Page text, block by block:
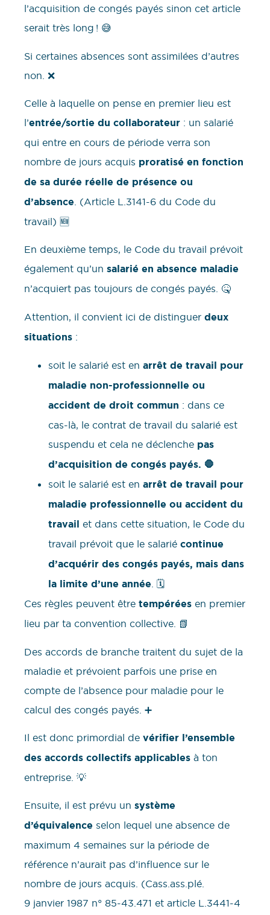
l’acquisition de congés payés sinon cet article
serait très long ! 😅
Si certaines absences sont assimilées d’autres
non. ❌
Celle à laquelle on pense en premier lieu est
l’entrée/sortie du collaborateur : un salarié
qui entre en cours de période verra son
nombre de jours acquis proratisé en fonction
de sa durée réelle de présence ou
d’absence. (Article L.3141-6 du Code du
travail) 🆕
En deuxième temps, le Code du travail prévoit
également qu’un salarié en absence maladie
n’acquiert pas toujours de congés payés. 🤒
Attention, il convient ici de distinguer deux
situations :
soit le salarié est en arrêt de travail pour
maladie non-professionnelle ou
accident de droit commun : dans ce
cas-là, le contrat de travail du salarié est
suspendu et cela ne déclenche pas
d’acquisition de congés payés. 🛑
soit le salarié est en arrêt de travail pour
maladie professionnelle ou accident du
travail et dans cette situation, le Code du
travail prévoit que le salarié continue
d’acquérir des congés payés, mais dans
la limite d’une année. 🗓️
Ces règles peuvent être tempérées en premier
lieu par ta convention collective. 📗
Des accords de branche traitent du sujet de la
maladie et prévoient parfois une prise en
compte de l’absence pour maladie pour le
calcul des congés payés. ➕
Il est donc primordial de vérifier l’ensemble
des accords collectifs applicables à ton
entreprise. 💡
Ensuite, il est prévu un système
d’équivalence selon lequel une absence de
maximum 4 semaines sur la période de
référence n’aurait pas d’influence sur le
nombre de jours acquis. (Cass.ass.plé.
9 janvier 1987 n° 85-43.471 et article L.3441-4